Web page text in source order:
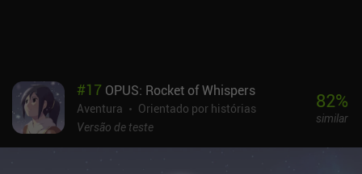
#17 OPUS: Rocket of Whispers
Aventura
Orientado por histórias
Versão de teste
82%
similar